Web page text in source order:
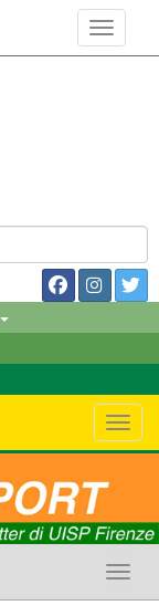
Toggle